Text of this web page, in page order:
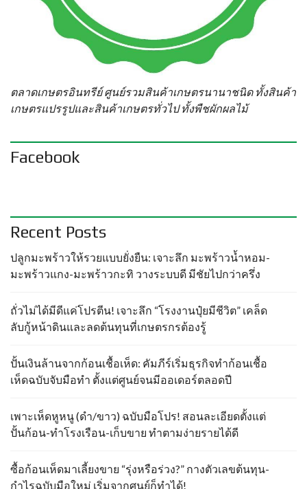
ตลาดเกษตรอินทรีย์ ศูนย์รวมสินค้าเกษตรนานาชนิด ทั้งสินค้า
เกษตรแปรรูปและสินค้าเกษตรทั่วไป ทั้งพืชผักผลไม้
Facebook
Recent Posts
ปลูกมะพร้าวให้รวยแบบยั่งยืน: เจาะลึก มะพร้าวน้ำหอม-
มะพร้าวแกง-มะพร้าวกะทิ วางระบบดี มีชัยไปกว่าครึ่ง
ถั่วไม่ได้มีดีแค่โปรตีน! เจาะลึก “โรงงานปุ๋ยมีชีวิต” เคล็ด
ลับกู้หน้าดินและลดต้นทุนที่เกษตรกรต้องรู้
ปั้นเงินล้านจากก้อนเชื้อเห็ด: คัมภีร์เริ่มธุรกิจทำก้อนเชื้อ
เห็ดฉบับจับมือทำ ตั้งแต่ศูนย์จนมีออเดอร์ตลอดปี
เพาะเห็ดหูหนู (ดำ/ขาว) ฉบับมือโปร! สอนละเอียดตั้งแต่
ปั้นก้อน-ทำโรงเรือน-เก็บขาย ทำตามง่ายรายได้ดี
ซื้อก้อนเห็ดมาเลี้ยงขาย “รุ่งหรือร่วง?” กางตัวเลขต้นทุน-
กำไรฉบับมือใหม่ เริ่มจากศูนย์ก็ทำได้!